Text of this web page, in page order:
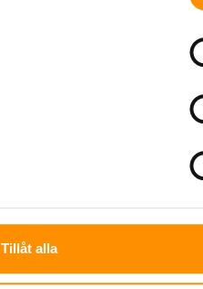
Tillåt alla